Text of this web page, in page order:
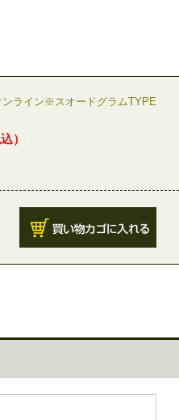
ンライン※スオードグラムTYPE
）